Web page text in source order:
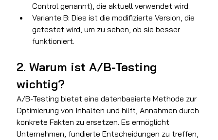
Control genannt), die aktuell verwendet wird.
Variante B: Dies ist die modifizierte Version, die
getestet wird, um zu sehen, ob sie besser
funktioniert.
2. Warum ist A/B-Testing
wichtig?
A/B-Testing bietet eine datenbasierte Methode zur
Optimierung von Inhalten und hilft, Annahmen durch
konkrete Fakten zu ersetzen. Es ermöglicht
Unternehmen, fundierte Entscheidungen zu treffen,